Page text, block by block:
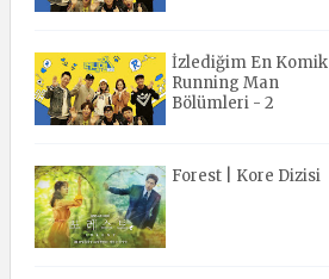
İzlediğim En Komik
Running Man
Bölümleri - 2
Forest | Kore Dizisi